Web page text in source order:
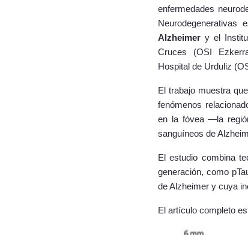
enfermedades
Alzheimer y el
Cruces (OSI
Hospital de Urduliz
El trabajo muestra
fenómenos
en la fóvea —la
sanguíneos de
El estudio combina
generación, como
de Alzheimer y cuya
El artículo completo